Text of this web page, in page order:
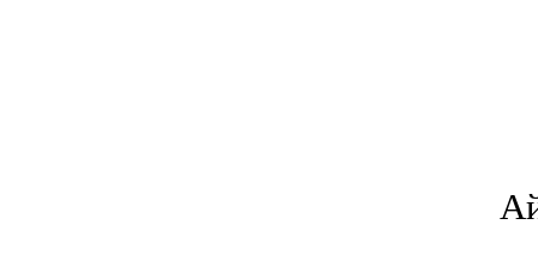
Айкидо